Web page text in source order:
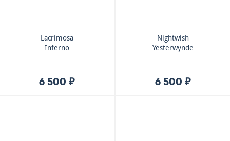
Lacrimosa
Inferno
6 500 ₽
Nightwish
Yesterwynde
6 500 ₽